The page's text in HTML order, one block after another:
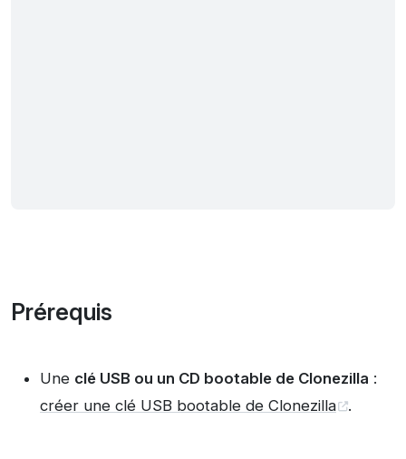
Prérequis
Une clé USB ou un CD bootable de Clonezilla :
créer une clé USB bootable de Clonezilla
.